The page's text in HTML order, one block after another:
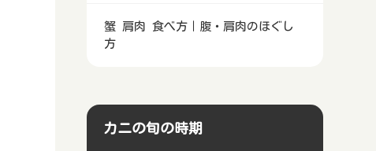
蟹 肩肉 食べ方｜腹・肩肉のほぐし
方
カニの旬の時期